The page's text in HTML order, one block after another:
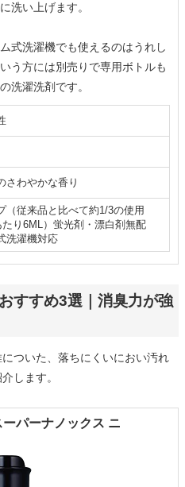
洗い上げます。
式洗濯機でも使えるのはうれし
う方には別売りで専用ボトルも
洗濯洗剤です。
さわやかな香り
（従来品と比べて約1/3の使用
り6ML）蛍光剤・漂白剤無配
洗濯機対応
すすめ3選｜消臭力が強
ついた、落ちにくいにおい汚れ
します。
パーナノックス ニ